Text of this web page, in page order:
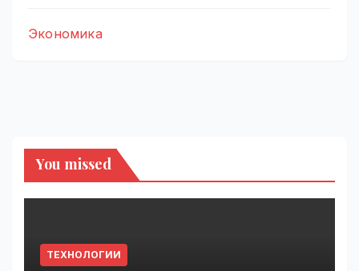
Экономика
You missed
ТЕХНОЛОГИИ